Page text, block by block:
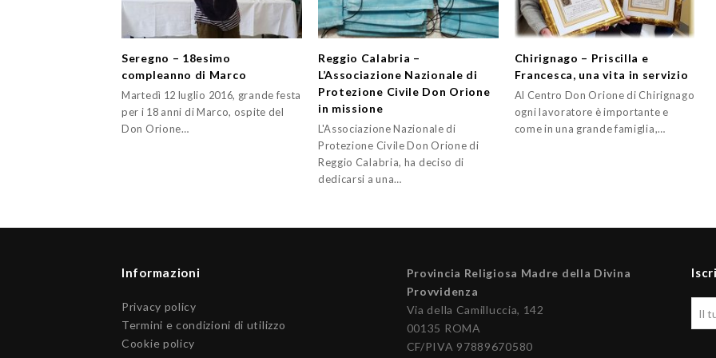
Seregno – 18esimo
compleanno di Marco
Martedì 12 luglio 2016, grande festa
per i 18 anni di Marco, ospite del
Don Orione…
Reggio Calabria –
L’Associazione Nazionale di
Protezione Civile Don Orione
in missione
L'Associazione Nazionale di
Protezione Civile Don Orione di
Reggio Calabria, ha deciso di
dedicarsi a una…
Chirignago – Priscilla e
Francesca, una vita in servizio
Al Centro Don Orione di Chirignago
ogni lavoratore è importante e
come in una grande famiglia,…
Informazioni
Privacy policy
Termini e condizioni di utilizzo
Cookie policy
Provincia Religiosa Madre della Divina
Provvidenza
Via della Camilluccia, 142
00135 ROMA
CF/PIVA 97889670580